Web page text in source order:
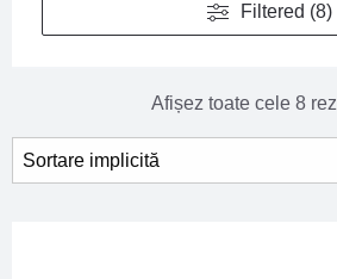
Filtered (8)
Afișez toate cele 8